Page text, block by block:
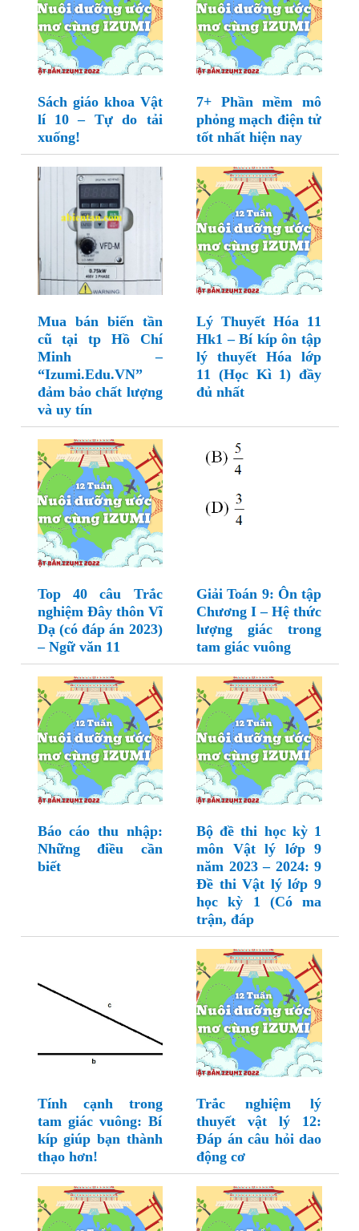
Sách giáo khoa Vật
lí 10 – Tự do tải
xuống!
7+ Phần mềm mô
phỏng mạch điện tử
tốt nhất hiện nay
Mua bán biến tần
cũ tại tp Hồ Chí
Minh –
“Izumi.Edu.VN”
đảm bảo chất lượng
và uy tín
Lý Thuyết Hóa 11
Hk1 – Bí kíp ôn tập
lý thuyết Hóa lớp
11 (Học Kì 1) đầy
đủ nhất
Top 40 câu Trắc
nghiệm Đây thôn Vĩ
Dạ (có đáp án 2023)
– Ngữ văn 11
Giải Toán 9: Ôn tập
Chương I – Hệ thức
lượng giác trong
tam giác vuông
Báo cáo thu nhập:
Những điều cần
biết
Bộ đề thi học kỳ 1
môn Vật lý lớp 9
năm 2023 – 2024: 9
Đề thi Vật lý lớp 9
học kỳ 1 (Có ma
trận, đáp
Tính cạnh trong
tam giác vuông: Bí
kíp giúp bạn thành
thạo hơn!
Trắc nghiệm lý
thuyết vật lý 12:
Đáp án câu hỏi dao
động cơ